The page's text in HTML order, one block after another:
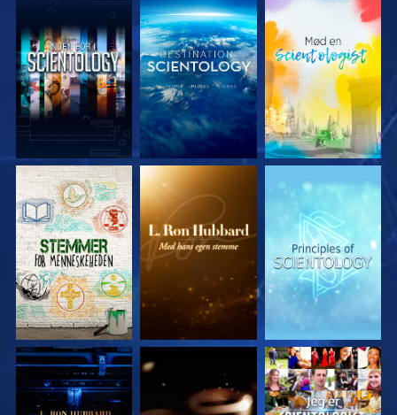
UDFORSK SERIEN UDFORSK SERIEN UDFORSK SERIEN
UDFORSK SERIEN UDFORSK SERIEN SE